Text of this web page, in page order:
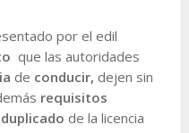
por el edil
que las autoridades
de conducir, dejen sin
requisitos
duplicado de la licencia